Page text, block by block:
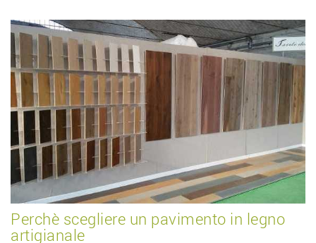
Perchè scegliere un pavimento in legno
artigianale